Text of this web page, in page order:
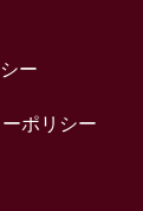
ー
ポリシー